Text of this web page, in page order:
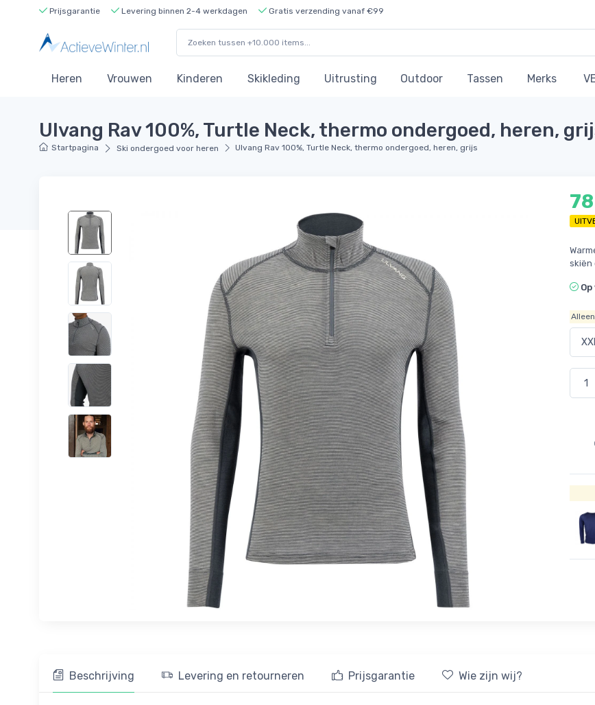
Prijsgarantie Levering binnen 2-4 werkdagen Gratis verzending vanaf €99
Heren Vrouwen Kinderen Skikleding Uitrusting Outdoor Tassen Merks
Ulvang Rav 100%, Turtle Neck, thermo ondergoed, heren,
Startpagina Ski ondergoed voor heren Ulvang Rav 100%, Turtle Neck, thermo ondergoed, heren, grijs
skiën
Alleen
Beschrijving Levering en retourneren Prijsgarantie Wie zijn wij?